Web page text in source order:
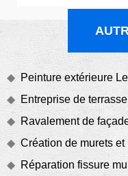
Peinture extérieure
Entreprise de
Ravalement de
Création de murets
Réparation fissure